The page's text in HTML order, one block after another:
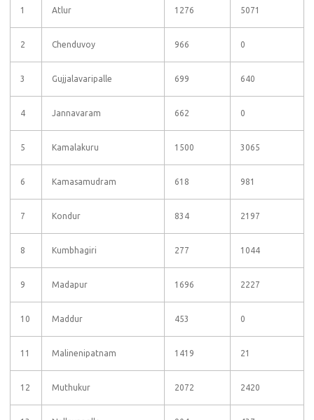
1 Atlur 1276 5071
2 Chenduvoy 966 0
3 Gujjalavaripalle 699 640
4 Jannavaram 662 0
5 Kamalakuru 1500 3065
6 Kamasamudram 618 981
7 Kondur 834 2197
8 Kumbhagiri 277 1044
9 Madapur 1696 2227
10 Maddur 453 0
11 Malinenipatnam 1419 21
12 Muthukur 2072 2420